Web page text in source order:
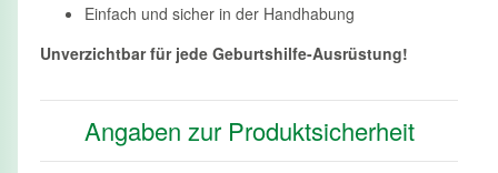
Einfach und sicher in der Handhabung
Unverzichtbar für jede Geburtshilfe-Ausrüstung!
Angaben zur Produktsicherheit